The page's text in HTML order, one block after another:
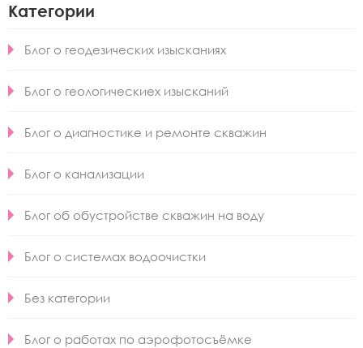
Категории
Блог о геодезических изысканиях
Блог о геологическиех изысканий
Блог о диагностике и ремонте скважин
Блог о канализации
Блог об обустройстве скважин на воду
Блог о системах водоочистки
Без категории
Блог о работах по аэрофотосъёмке